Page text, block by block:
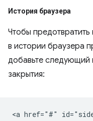
История браузера
Чтобы
в истории браузера
добавьте следующий
закрытия: